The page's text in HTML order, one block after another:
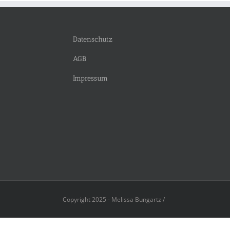
Datenschutz
AGB
Impressum
Copyright 2025 - Melissa Bungartz /